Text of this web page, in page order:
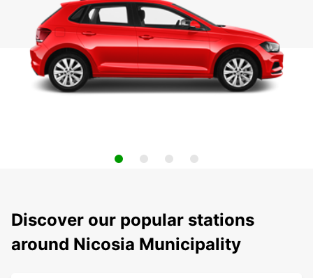
Discover our popular stations
around Nicosia Municipality